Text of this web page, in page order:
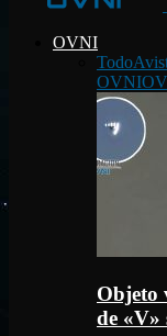
OVNI
Todo
OVNI
Objeto
de «V»